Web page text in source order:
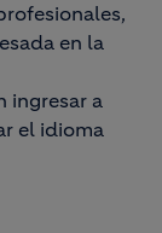
en la
ingresar a
el idioma